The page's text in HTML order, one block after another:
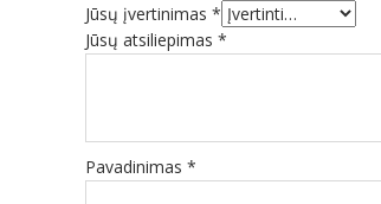
Jūsų įvertinimas *
Jūsų atsiliepimas *
Pavadinimas *